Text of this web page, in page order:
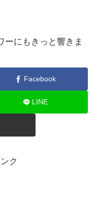
ーにもきっと響きま
Facebook
LINE
ク